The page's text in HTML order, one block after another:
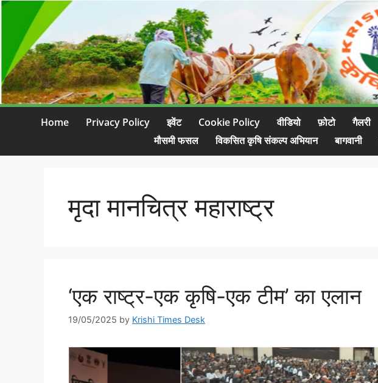
Home Privacy Policy इवेंट Cookie Policy वीडियो फ़ोटो गैलरी
मौसमी फसल
विकसित कृषि संकल्प अभियान बागवानी
मृदा मानचित्र महाराष्ट्र
‘एक राष्ट्र-एक कृषि-एक टीम’ का एलान
19/05/2025 by Krishi Times Desk